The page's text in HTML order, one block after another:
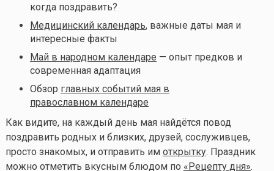
когда поздравить?
Медицинский календарь, важные даты мая и
интересные факты
Май в народном календаре — опыт предков и
современная адаптация
Обзор главных событий мая в
православном календаре
Как видите, на каждый день мая найдётся повод
поздравить родных и близких, друзей, сослуживцев,
просто знакомых, и отправить им открытку. Праздник
можно отметить вкусным блюдом по «Рецепту дня».